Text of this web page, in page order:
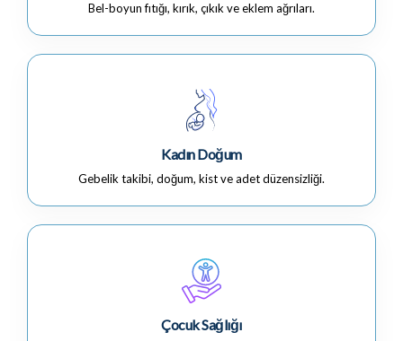
Bel-boyun fıtığı, kırık, çıkık ve eklem ağrıları.
Kadın Doğum
Gebelik takibi, doğum, kist ve adet düzensizliği.
Çocuk Sağlığı